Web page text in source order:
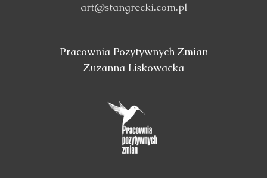
art@stangrecki.com.pl
Pracownia Pozytywnych Zmian
Zuzanna Liskowacka